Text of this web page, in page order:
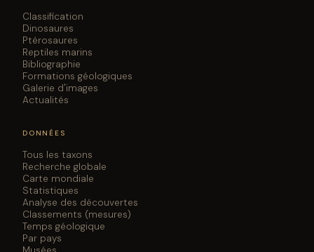
Classification
Dinosaures
Ptérosaures
Reptiles marins
Bibliographie
Formations géologiques
Galerie d'images
Actualités
DONNÉES
Tous les taxons
Recherche globale
Carte mondiale
Statistiques
Analyse des découvertes
Classements (mesures)
Temps géologique
Par pays